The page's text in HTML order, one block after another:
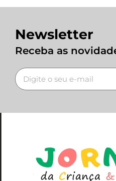
Newsletter
Receba as